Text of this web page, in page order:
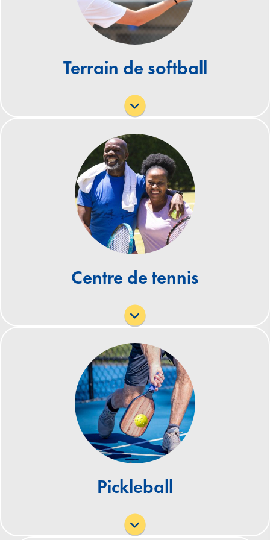
Terrain de softball
Informations sur la location de terrains de sport
Centre de tennis
En 2013, la rénovation du centre de tennis Flamingo
Park a été achevée. Les travaux comprenaient la
démolition et le remplacement du centre de tennis
existant et de 17 courts, ainsi que l'installation d'un
nouvel éclairage, d'aménagements paysagers, d'un
système d'irrigation et d'un système de drainage.
Les courts ont été élus « Meilleurs de Miami 2009 »
et disposent d'une boutique professionnelle. Le
centre de tennis accueillait autrefois le tournoi Jr.
Orange Bowl et est actuellement géré par la ville de
appeler le 305-673-7761 ou cliquer sur le bouton ci-
dessous.
Apprendre encore plus
Pickleball
Terrains de pickleball de Flamingo Park
1200 Meridian Avenue, Miami Beach, Floride, États-
Unis
Heures d'ouverture :
8h00 - 22h00
4 terrains de pickleball. Gratuit. Premier arrivé,